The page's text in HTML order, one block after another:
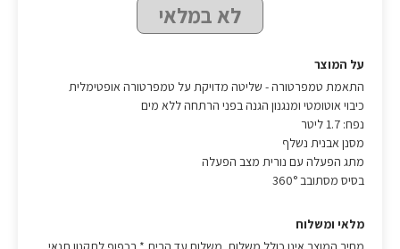
לא במלאי
על המוצר
התאמת טמפרטורה - שליטה מדויקת על טמפרטורה אופטימלית
כיבוי אוטומטי ומנגנון הגנה בפני הרתחה ללא מים
נפח: 1.7 ליטר
מסנן אבנית נשלף
מתג הפעלה עם נורית מצב הפעלה
בסיס מסתובב 360°
מלאי ומשלוח